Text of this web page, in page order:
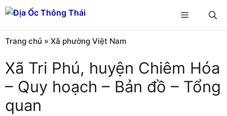
Chuyển
đến
nội
dung
Menu
Trang chủ » Xã phường Việt Nam
Xã Tri Phú, huyện Chiêm Hóa
– Quy hoạch – Bản đồ – Tổng
quan